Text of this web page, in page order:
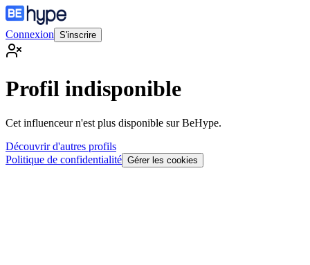
Connexion S'inscrire
Profil indisponible
Cet influenceur n'est plus disponible sur BeHype.
Découvrir d'autres profils
Politique de confidentialité Gérer les cookies